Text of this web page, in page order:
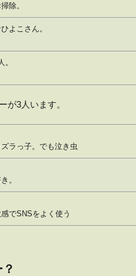
除。
よこさん。
。
が3人います。
ラっ子。でも泣き虫
。
でSNSをよく使う